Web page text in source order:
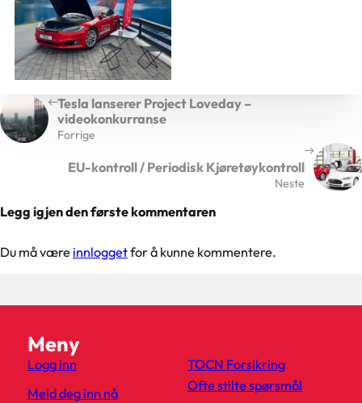
Forrige
Tesla lanserer Project Loveday –
videokonkurranse
Neste
EU-kontroll / Periodisk Kjøretøykontroll
Legg igjen den første kommentaren
Du må være innloggetfor å kunne kommentere.
Meny
Logg inn
Meld deg inn nå
TOCN Forsikring
Ofte stilte spørsmål